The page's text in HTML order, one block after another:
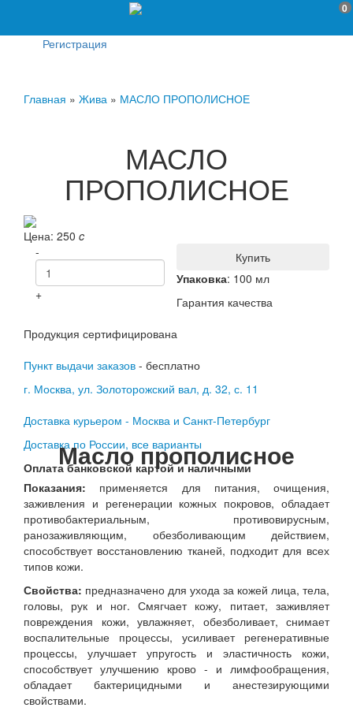
0
Регистрация
Главная » Жива » МАСЛО ПРОПОЛИСНОЕ
МАСЛО
ПРОПОЛИСНОЕ
Цена: 250 c
-
+
Купить
Упаковка: 100 мл
Гарантия качества
Продукция сертифицирована
Пункт выдачи заказов - бесплатно
г. Москва, ул. Золоторожский вал, д. 32, с. 11
Доставка курьером - Москва и Санкт-Петербург
Доставка по России, все варианты
Оплата банковской картой и наличными
Масло прополисное
Показания: применяется для питания, очищения,
заживления и регенерации кожных покровов, обладает
противобактериальным, противовирусным,
ранозаживляющим, обезболивающим действием,
способствует восстановлению тканей, подходит для всех
типов кожи.
Свойства: предназначено для ухода за кожей лица, тела,
головы, рук и ног. Смягчает кожу, питает, заживляет
повреждения кожи, увлажняет, обезболивает, снимает
воспалительные процессы, усиливает регенеративные
процессы, улучшает упругость и эластичность кожи,
способствует улучшению крово - и лимфообращения,
обладает бактерицидными и анестезирующими
свойствами.